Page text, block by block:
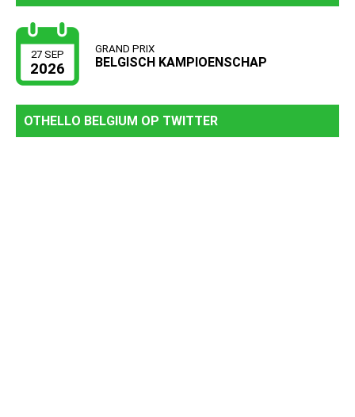
27 SEP
2026
GRAND PRIX
BELGISCH KAMPIOENSCHAP
OTHELLO BELGIUM OP TWITTER